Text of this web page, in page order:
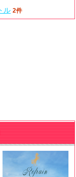
ル 2件